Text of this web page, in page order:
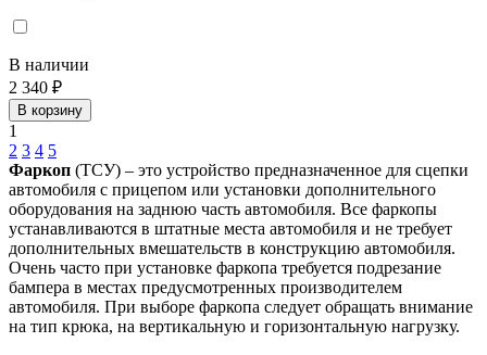
В наличии
2 340 ₽
В корзину
1
2 3 4 5
Фаркоп (ТСУ) – это устройство предназначенное для сцепки
автомобиля с прицепом или установки дополнительного
оборудования на заднюю часть автомобиля. Все фаркопы
устанавливаются в штатные места автомобиля и не требует
дополнительных вмешательств в конструкцию автомобиля.
Очень часто при установке фаркопа требуется подрезание
бампера в местах предусмотренных производителем
автомобиля. При выборе фаркопа следует обращать внимание
на тип крюка, на вертикальную и горизонтальную нагрузку.